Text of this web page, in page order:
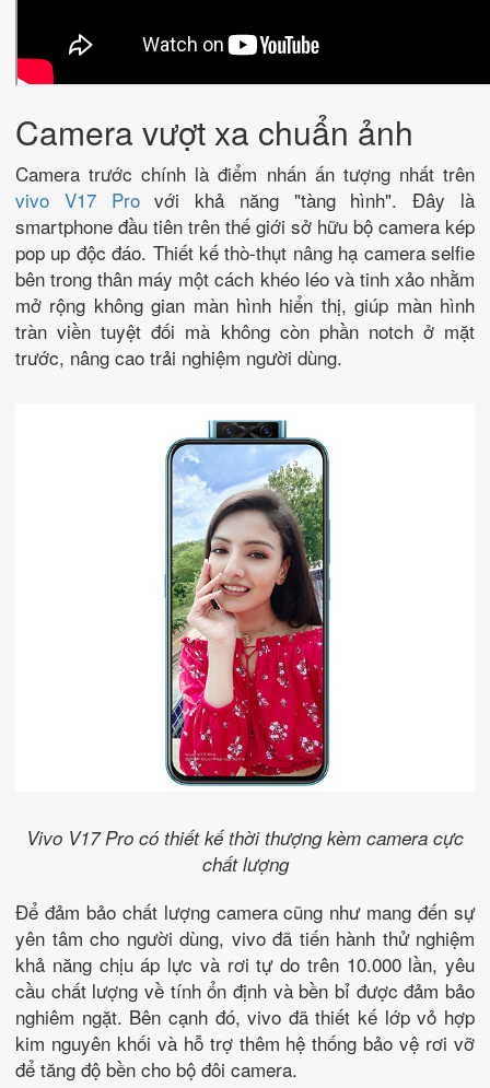
Camera vượt xa chuẩn ảnh
Camera trước chính là điểm nhấn ấn tượng nhất trên
vivo V17 Provới khả năng "tàng hình". Đây là
smartphone đầu tiên trên thế giới sở hữu bộ camera kép
pop up độc đáo. Thiết kế thò-thụt nâng hạ camera selfie
bên trong thân máy một cách khéo léo và tinh xảo nhằm
mở rộng không gian màn hình hiển thị, giúp màn hình
tràn viền tuyệt đối mà không còn phần notch ở mặt
trước, nâng cao trải nghiệm người dùng.
Vivo V17 Pro có thiết kế thời thượng kèm camera cực
chất lượng
Để đảm bảo chất lượng camera cũng như mang đến sự
yên tâm cho người dùng, vivo đã tiến hành thử nghiệm
khả năng chịu áp lực và rơi tự do trên 10.000 lần, yêu
cầu chất lượng về tính ổn định và bền bỉ được đảm bảo
nghiêm ngặt. Bên cạnh đó, vivo đã thiết kế lớp vỏ hợp
kim nguyên khối và hỗ trợ thêm hệ thống bảo vệ rơi vỡ
để tăng độ bền cho bộ đôi camera.